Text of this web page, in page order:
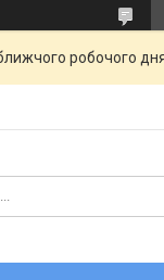
робочого дня